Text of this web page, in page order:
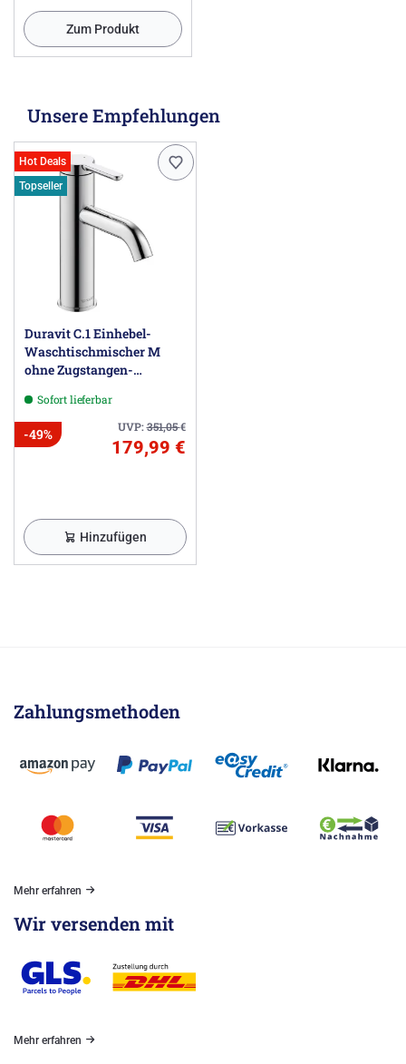
Zum Produkt
Unsere Empfehlungen
Hot Deals
Topseller
Duravit C.1 Einhebel-
Waschtischmischer M
ohne Zugstangen-
Sofort lieferbar
UVP:351,05€
-49%
179,99 €
Hinzufügen
Zahlungsmethoden
Mehr erfahren
Wir versenden mit
Mehr erfahren